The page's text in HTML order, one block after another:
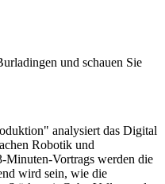
und schauen Sie
analysiert das Digital
Robotik und
Minuten-Vortrags werden die
wird sein, wie die